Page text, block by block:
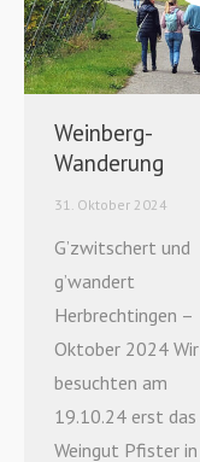
Weinberg-
Wanderung
31. Oktober 2024
G’zwitschert und
g’wandert
Herbrechtingen –
Oktober 2024 Wir
besuchten am
19.10.24 erst das
Weingut Pfister in